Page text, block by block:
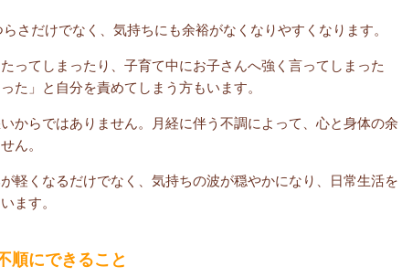
さだけでなく、気持ちにも余裕がなくなりやすくなります。
ってしまったり、子育て中にお子さんへ強く言ってしまった
た」と自分を責めてしまう方もいます。
からではありません。月経に伴う不調によって、心と身体の余
ん。
軽くなるだけでなく、気持ちの波が穏やかになり、日常生活を
ます。
順にできること